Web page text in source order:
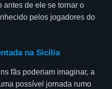
antes de ele se tornar o
pelos jogadores do
na Sicília
fãs poderiam imaginar, a
possível jornada rumo